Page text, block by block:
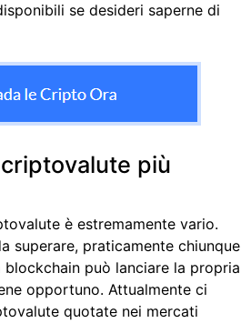
se desideri saperne di
più
è estremamente vario.
superare, praticamente chiunque
può lanciare la propria
opportuno. Attualmente ci
quotate nei mercati